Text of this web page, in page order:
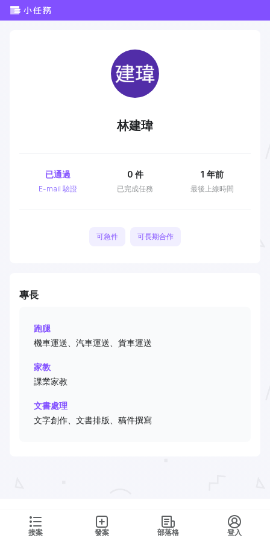
接案 發案 部落格 登入
林建瑋
E-mail 驗證
已通過
已完成任務
0 件
最後上線時間
1 年前
可急件 可長期合作
專長
跑腿
機車運送、汽車運送、貨車運送
家教
課業家教
文書處理
文字創作、文書排版、稿件撰寫